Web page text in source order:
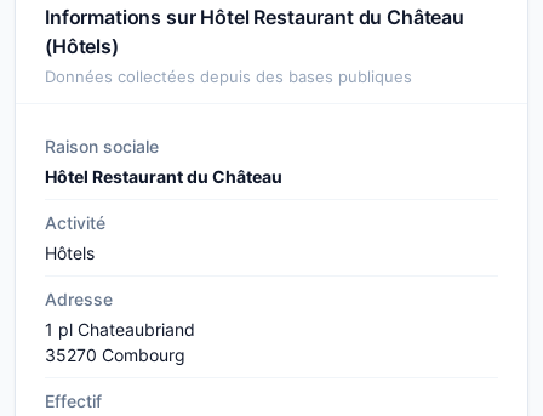
Informations sur Hôtel Restaurant du Château
(Hôtels)
Données collectées depuis des bases publiques
Raison sociale
Hôtel Restaurant du Château
Activité
Hôtels
Adresse
1 pl Chateaubriand
35270 Combourg
Effectif